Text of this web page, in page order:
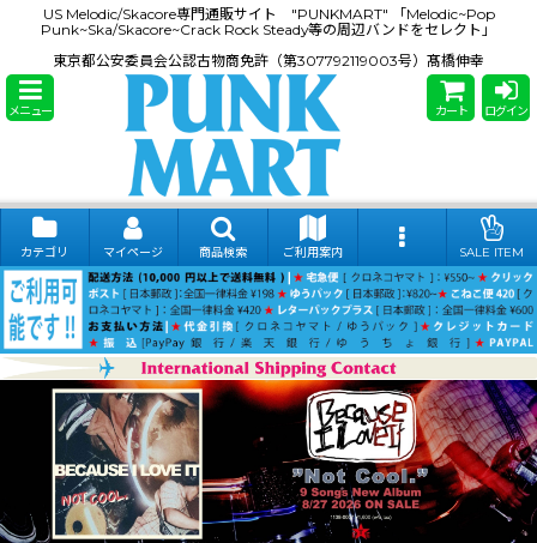
US Melodic/Skacore専門通販サイト "PUNKMART" 「Melodic~Pop
Punk~Ska/Skacore~Crack Rock Steady等の周辺バンドをセレクト」
東京都公安委員会公認古物商免許（第307792119003号）髙橋伸幸
メニュー カート ログイン
カテゴリ マイページ 商品検索 ご利用案内 SALE ITEM